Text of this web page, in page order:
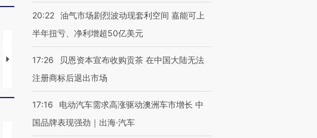
视线｜HYROX的吸金
心“花钱找虐”？
马航飞行员跨国走私7万
毒品
视线｜被称为“蟑螂”的印
20:22 油气市场剧烈波动现套利空间 嘉能可上
半年扭亏、净利增超50亿美元
17:26
贝恩资本宣布收购贡茶 在中国大陆无法
注册商标后退出市场
17:16
电动汽车需求高涨驱动澳洲车市增长 中
国品牌表现强劲｜出海·汽车